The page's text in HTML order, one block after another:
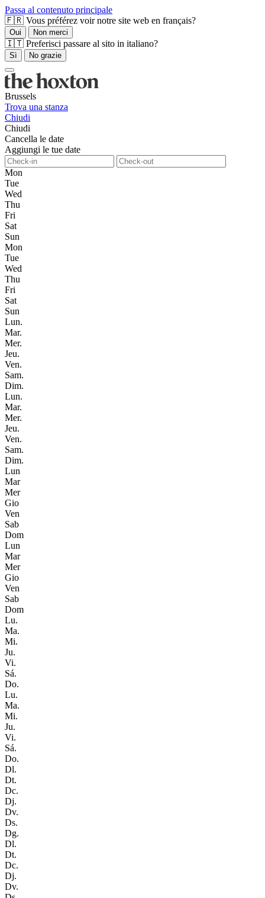
Passa al contenuto principale
🇫🇷 Vous préférez voir notre site web en français?
Oui Non merci
🇮🇹 Preferisci passare al sito in italiano?
Sì No grazie
Brussels
Trova una stanza
Chiudi
Chiudi
Cancella le date
Aggiungi le tue date
Mon
Tue
Wed
Thu
Fri
Sat
Sun
Mon
Tue
Wed
Thu
Fri
Sat
Sun
Lun.
Mar.
Mer.
Jeu.
Ven.
Sam.
Dim.
Lun.
Mar.
Mer.
Jeu.
Ven.
Sam.
Dim.
Lun
Mar
Mer
Gio
Ven
Sab
Dom
Lun
Mar
Mer
Gio
Ven
Sab
Dom
Lu.
Ma.
Mi.
Ju.
Vi.
Sá.
Do.
Lu.
Ma.
Mi.
Ju.
Vi.
Sá.
Do.
Dl.
Dt.
Dc.
Dj.
Dv.
Ds.
Dg.
Dl.
Dt.
Dc.
Dj.
Dv.